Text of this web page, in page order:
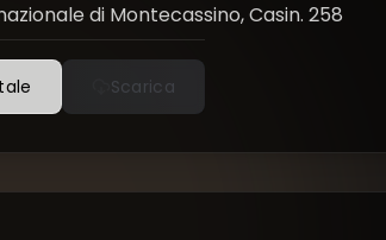
di Montecassino, Casin. 258
Scarica